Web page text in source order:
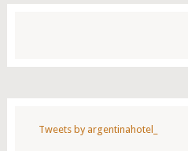
Tweets by argentinahotel_